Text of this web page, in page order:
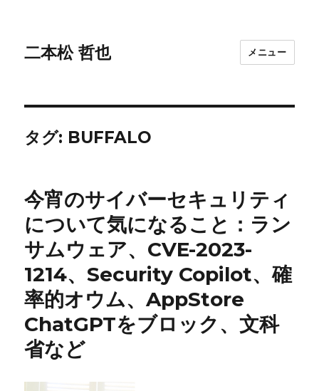
二本松 哲也 メニュー
タグ: BUFFALO
今宵のサイバーセキュリティ
について気になること：ラン
サムウェア、CVE-2023-
1214、Security Copilot、確
率的オウム、AppStore
ChatGPTをブロック、文科
省など